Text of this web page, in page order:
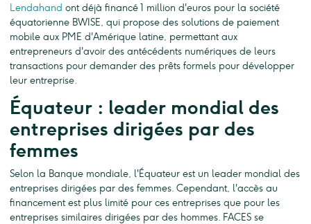
Lendahand ont déjà financé 1 million d'euros pour la société
équatorienne BWISE, qui propose des solutions de paiement
mobile aux PME d'Amérique latine, permettant aux
entrepreneurs d'avoir des antécédents numériques de leurs
transactions pour demander des prêts formels pour développer
leur entreprise.
Équateur : leader mondial des
entreprises dirigées par des
femmes
Selon la Banque mondiale, l'Équateur est un leader mondial des
entreprises dirigées par des femmes. Cependant, l'accès au
financement est plus limité pour ces entreprises que pour les
entreprises similaires dirigées par des hommes. FACES se